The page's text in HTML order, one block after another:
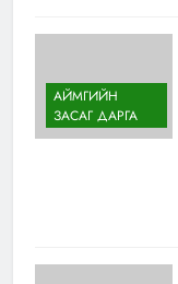
АЙМГИЙН
ЗАСАГ ДАРГА